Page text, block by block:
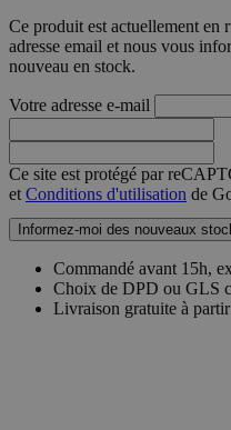
Ce produit est actuellement en
adresse email et nous vous
nouveau en stock.
Votre adresse e-mail
Ce site est protégé par
et Conditions d'utilisation de
Informez-moi des nouveaux
Commandé avant 15h,
Choix de DPD ou GLS
Livraison gratuite à